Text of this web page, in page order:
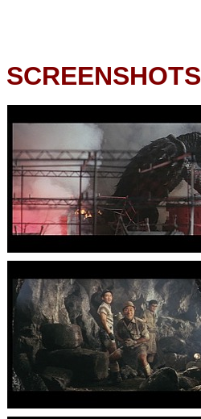
SCREENSHOTS